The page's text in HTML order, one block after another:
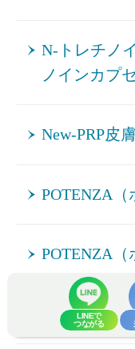
LINEで
つながる
N-トレチノ
ノインカプ
New-PRP皮
POTENZA（
POTENZA
POTENZA